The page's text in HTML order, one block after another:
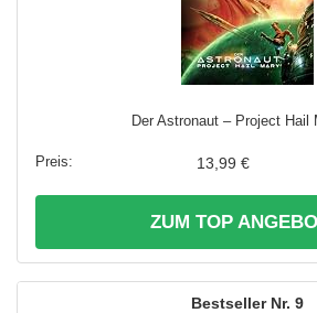
Der Astronaut – Project Hail
13,99 €
ZUM TOP
9